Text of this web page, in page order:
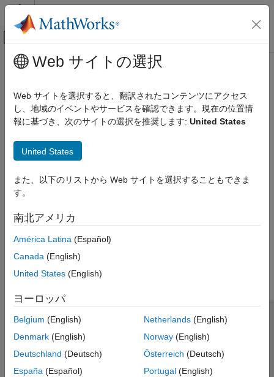
コンテンツへスキップ
オフキャンバス ナビゲーション メ
ドキュメンテーションのホーム
Control Systems
メインコンテンツ
Web サイトの選択
Web サイトを選択すると、翻訳されたコンテンツにアクセス
し、地域のイベントやサービスを確認できます。現在の位置情
報に基づき、次のサイトの選択を推奨します: United States
United States
また、以下のリストから Web サイトを選択することもできま
す。
南北アメリカ
América Latina (Español)
Canada (English)
United States (English)
ヨーロッパ
Belgium (English)
Denmark (English)
Deutschland (Deutsch)
España (Español)
Netherlands(English)
Norway(English)
Österreich (Deutsch)
Portugal(English)
トラストセンター
プライバシー ポリシー
違法コピー防止
アプリケーション ステータス
© 1994-2026 The MathWorks, Inc.